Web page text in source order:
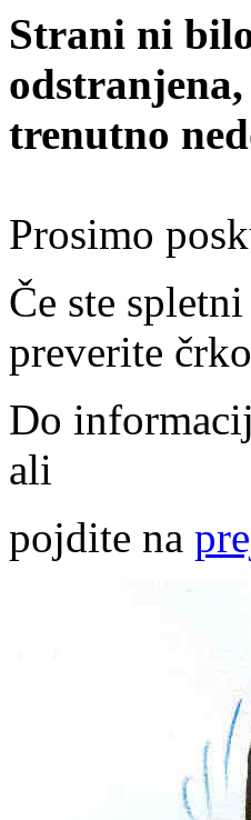
Strani ni
trenutno
Prosimo
Če ste
preverite
Do
ali
pojdite na